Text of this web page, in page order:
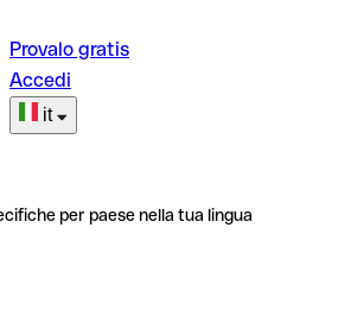
Provalo gratis
Accedi
it
per paese nella tua lingua